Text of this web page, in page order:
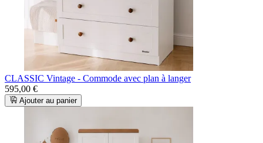
CLASSIC Vintage - Commode avec plan à langer
595,00 €
Ajouter au panier